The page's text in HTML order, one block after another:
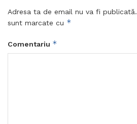
Adresa ta de email nu va fi publicată.
sunt marcate cu *
Comentariu *